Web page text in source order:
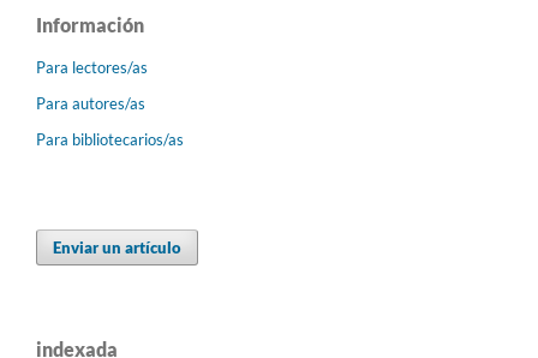
Información
Para lectores/as
Para autores/as
Para bibliotecarios/as
Enviar un artículo
indexada